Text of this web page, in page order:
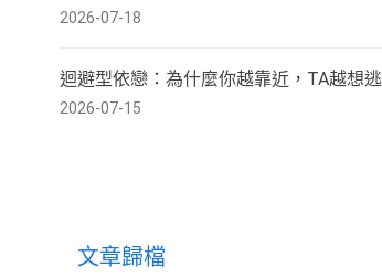
2026-07-18
迴避型依戀：為什麼你越靠近，TA越想逃
2026-07-15
文章歸檔